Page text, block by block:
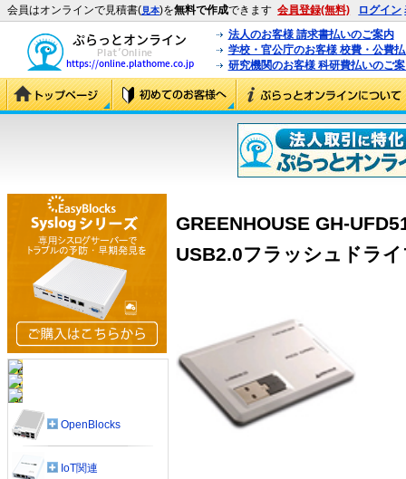
会員はオンラインで見積書(見本)を無料で作成できます 会員登録(無料) ログイン
法人のお客様 請求書払いのご案内
学校・官公庁のお客様 校費・公費
研究機関のお客様 科研費払いのご
GREENHOUSE GH-
USB2.0フラッシュドラ
OpenBlocks
IoT関連